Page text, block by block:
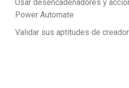
Usar desencadenadores y
Power Automate
Validar sus aptitudes de